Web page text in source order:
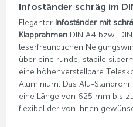
Infoständer schräg im
Eleganter Infoständer mit
KlapprahmenDIN A4 bzw.
leserfreundlichen
über eine runde, stabile
eine höhenverstellbare
Aluminium. Das Alu-
eine Länge von 625 mm bis
flexibel der von Ihnen